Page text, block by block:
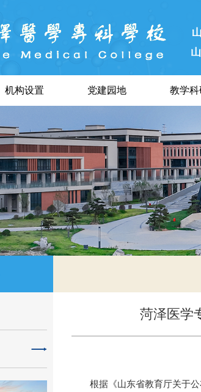
机构设置 党建园地 教学科
菏泽医学
根据《山东省教育厅关于